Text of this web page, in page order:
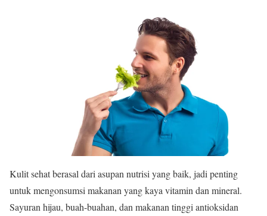
Kulit sehat berasal dari asupan nutrisi yang baik, jadi penting
untuk mengonsumsi makanan yang kaya vitamin dan mineral.
Sayuran hijau, buah-buahan, dan makanan tinggi antioksidan